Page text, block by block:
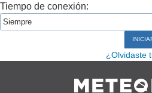
Tiempo de conexión:
¿Olvidaste